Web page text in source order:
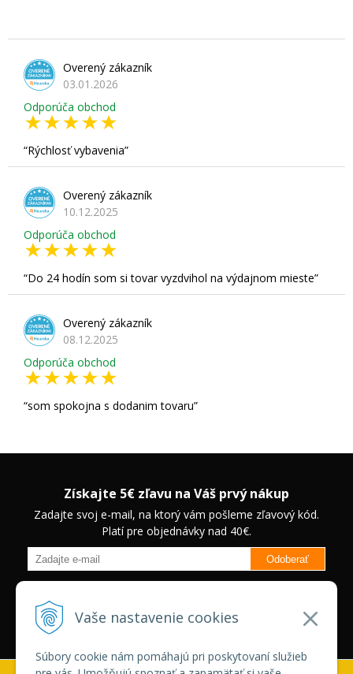
Vaše nastavenie cookies
Súbory cookie nám pomáhajú pri poskytovaní služieb
Overený zákazník
03.01.2026
Odporúča obchod
Rýchlosť vybavenia
Overený zákazník
10.12.2025
Odporúča obchod
Do 24 hodín som si tovar vyzdvihol na výdajnom mieste
Overený zákazník
08.12.2025
Odporúča obchod
som spokojna s dodanim tovaru
Získajte 5€ zľavu na Váš prvý nákup
Zadajte svoj e-mail, na ktorý vám pošleme zľavový kód.
Platí pre objednávky nad 40€.
Odoberať
zľavách na vybrané produkty.
Neplatí pre Veľkoobchodných
zákazníkov.